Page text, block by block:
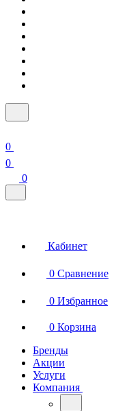
0
0
0
Кабинет
0 Сравнение
0 Избранное
0 Корзина
Бренды
Акции
Услуги
Компания